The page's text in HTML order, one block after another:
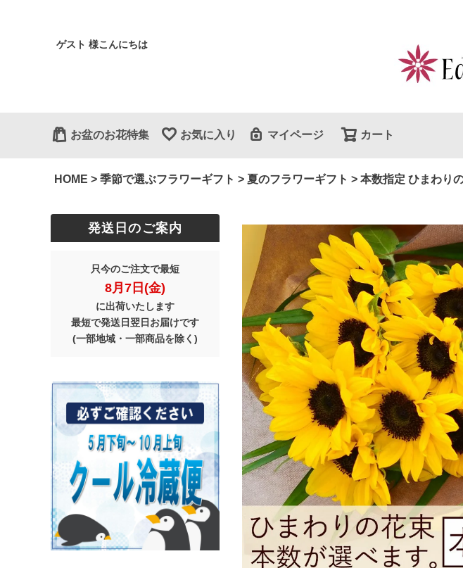
ゲスト 様こんにちは
お盆のお花特集 お気に入り マイページ カート
HOME 季節で選ぶフラワーギフト 夏のフラワーギフト 本数指定 ひまわり
発送日のご案内
只今のご注文で最短
8月7日(金)
に出荷いたします
最短で発送日翌日お届けです
(一部地域・一部商品を除く)